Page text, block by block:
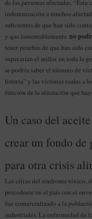
de las personas afectadas.
indemnización a muchos
suficientes de que han sido
y que lamentablemente no
tener pruebas de que han sido
superarían el millar en toda la
se podría saber el número de
listeria” y las víctimas reales a
función de la afectación que
Un caso del
crear un fondo
para otra crisis
Las cifras del síndrome tóxico,
precedente en el país con el
fue comercializado a la
industriales. La enfermedad de